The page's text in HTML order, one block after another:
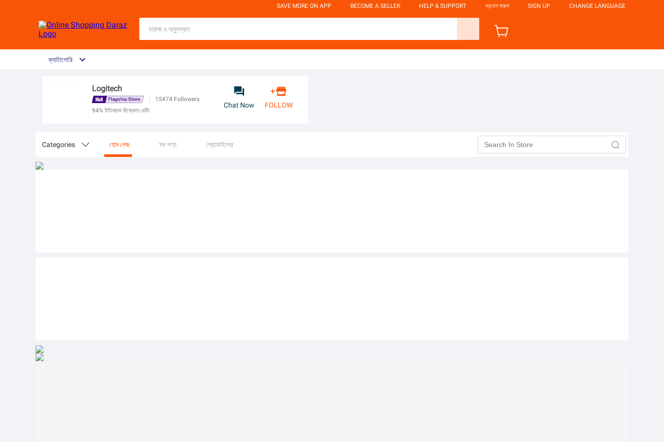
SAVE MORE ON APP BECOME A SELLER HELP & SUPPORT প্রবেশ করুন SIGN UP CHANGE LANGUAGE
ক্যাটাগোরি
Logitech
| 15474 Followers
94% ইতিবাচক বিক্রেতা রেটিং

Chat Now
+
FOLLOW
Categories  হোম পেজ সব পণ্য প্রোফাইলের 